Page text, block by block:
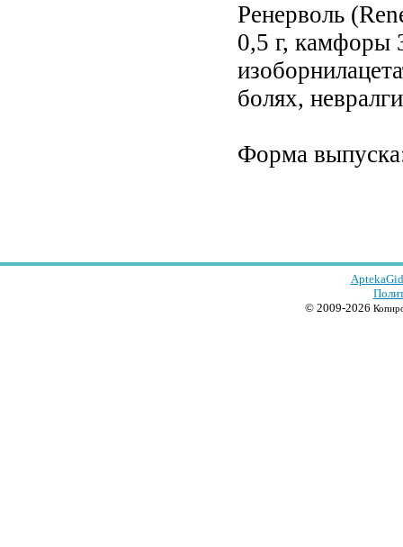
Ренерволь
0,5 г, камфоры
болях,
Форма
© 2009-2026